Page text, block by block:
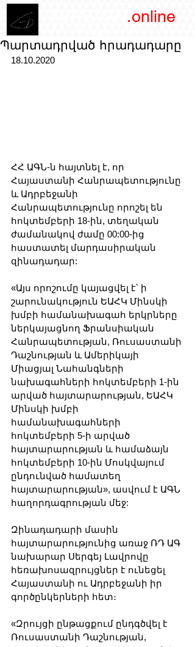
.online
Պարտադրված հրադադարը
18.10.2020
ՀՀ ԱԳՆ-ն հայտնել է, որ
Հայաստանի Հանրապետությունը
և Ադրբեջանի
Հանրապետությունը որոշել են
հոկտեմբերի 18-ին, տեղական
ժամանակով ժամը 00:00-ից
հաստատել մարդասիրական
զինադադար:
«Այս որոշումը կայացվել է՝ ի
շարունակություն ԵԱՀԿ Մինսկի
խմբի համանախագահ երկրները
ներկայացնող Ֆրանսիական
Հանրապետության, Ռուսաստանի
Դաշնության և Ամերիկայի
Միացյալ Նահանգների
նախագահների հոկտեմբերի 1-ին
արված հայտարարության, ԵԱՀԿ
Մինսկի խմբի
համանախագահների
հոկտեմբերի 5-ի արված
հայտարարության և համաձայն
հոկտեմբերի 10-ին Մոսկվայում
ընդունված համատեղ
հայտարարության», ասվում է ԱԳՆ
հաղորդագրության մեջ:
Զինադադարի մասին
հայտարարությունից առաջ ՌԴ ԱԳ
նախարար Սերգեյ Լավրովը
հեռախոսազրույցներ է ունեցել
Հայաստանի ու Ադրբեջանի իր
գործընկերների հետ։
«Զրույցի ընթացքում ընդգծվել է
Ռուսաստանի Դաշնության,